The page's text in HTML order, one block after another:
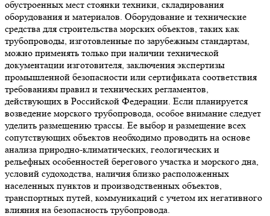
обустроенных мест стоянки техники, складирования
оборудования и материалов. Оборудование и технические
средства для строительства морских объектов, таких как
трубопроводы, изготовленные по зарубежным стандартам,
можно применять только при наличии технической
документации изготовителя, заключения экспертизы
промышленной безопасности или сертификата соответствия
требованиям правил и технических регламентов,
действующих в Российской Федерации. Если планируется
возведение морского трубопровода, особое внимание следует
уделить размещению трассы. Ее выбор и размещение всех
сопутствующих объектов необходимо проводить на основе
анализа природно-климатических, геологических и
рельефных особенностей берегового участка и морского дна,
условий судоходства, наличия близко расположенных
населенных пунктов и производственных объектов,
транспортных путей, коммуникаций с учетом их негативного
влияния на безопасность трубопровода.